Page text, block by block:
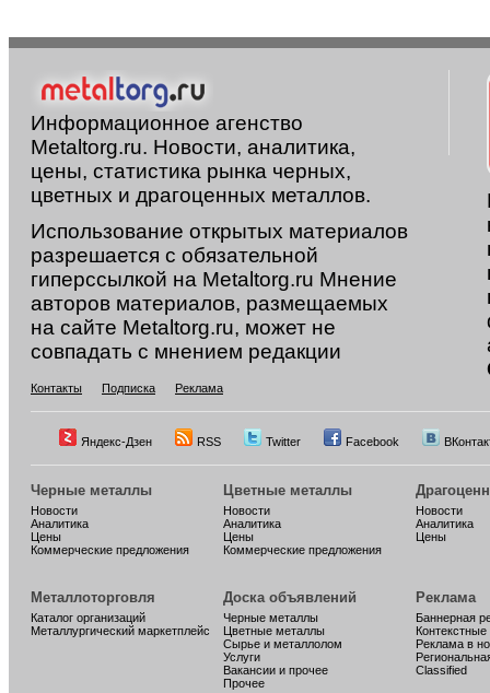
Информационное агенство
Metaltorg.ru. Новости, аналитика,
цены, статистика рынка черных,
цветных и драгоценных металлов.
Использование открытых материалов
разрешается с обязательной
гиперссылкой на Metaltorg.ru Мнение
авторов материалов, размещаемых
на сайте Metaltorg.ru, может не
совпадать с мнением редакции
Контакты Подписка Реклама
Яндекс-Дзен RSS Twitter Facebook
Черные металлы
Новости
Аналитика
Цены
Коммерческие предложения
Цветные металлы
Новости
Аналитика
Цены
Коммерческие предложения
Новости
Аналитика
Цены
Металлоторговля
Каталог организаций
Металлургический маркетплейс
Доска объявлений
Черные металлы
Цветные металлы
Сырье и металлолом
Услуги
Вакансии и прочее
Прочее
Реклама
Баннерная
Реклама в
Classified